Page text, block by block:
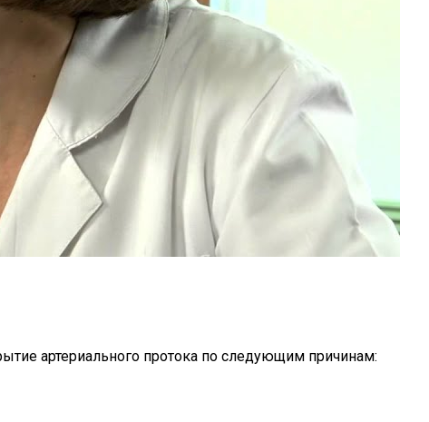
артериального протока по следующим причинам: